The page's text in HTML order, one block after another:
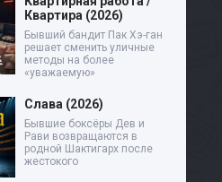
Квартира (2026)
Бывший бандит Пак Хэ-ган
решает сменить уличные
методы на более
«уважаемую»
Слава (2026)
Бывшие боксёры Дев и
Рави возвращаются в
родной Шактигарх после
жестокого